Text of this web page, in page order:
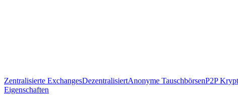
Zentralisierte ExchangesDezentralisiertAnonyme TauschbörsenP2P
Eigenschaften